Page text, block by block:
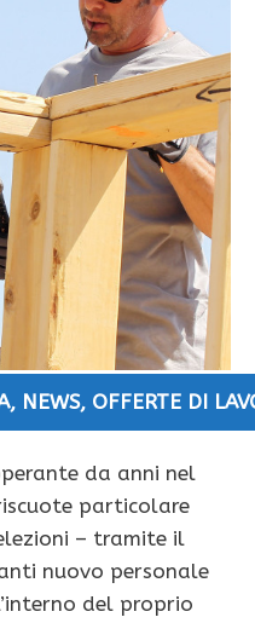
, NEWS, OFFERTE DI
da anni nel
particolare
– tramite il
nuovo personale
del proprio